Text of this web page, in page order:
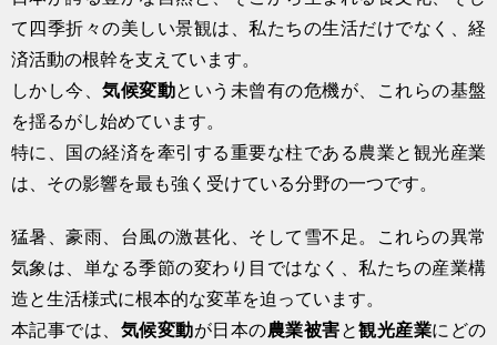
て四季折々の美しい景観は、私たちの生活だけでなく、経
済活動の根幹を支えています。
しかし今、気候変動という未曾有の危機が、これらの基盤
を揺るがし始めています。
特に、国の経済を牽引する重要な柱である農業と観光産業
は、その影響を最も強く受けている分野の一つです。
猛暑、豪雨、台風の激甚化、そして雪不足。これらの異常
気象は、単なる季節の変わり目ではなく、私たちの産業構
造と生活様式に根本的な変革を迫っています。
本記事では、 気候変動が日本の農業被害と観光産業にどの